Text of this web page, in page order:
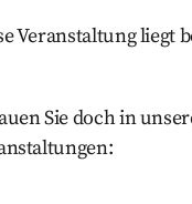
Veranstaltung liegt
Sie doch in